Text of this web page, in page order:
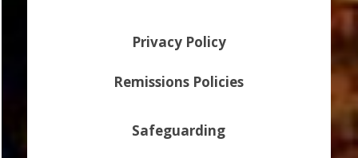
Privacy Policy
Remissions Policies
Safeguarding